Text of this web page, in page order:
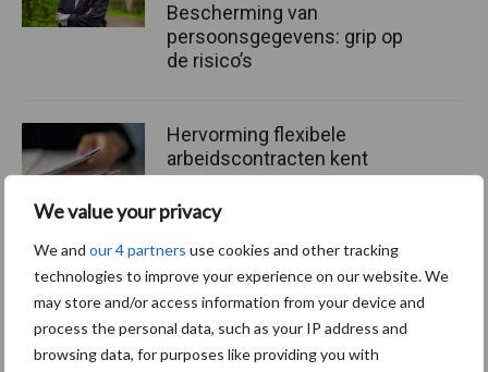
We value your privacy
We and our 4 partners use cookies and other tracking
technologies to improve your experience on our website. We
may store and/or access information from your device and
process the personal data, such as your IP address and
browsing data, for purposes like providing you with
Bescherming van
persoonsgegevens: grip op
de risico’s
Hervorming flexibele
arbeidscontracten kent
mitsen en maren
Thema's Vakpartners